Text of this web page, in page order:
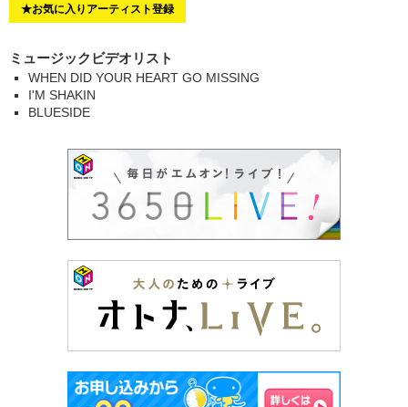
★お気に入りアーティスト登録
ミュージックビデオリスト
WHEN DID YOUR HEART GO MISSING
I'M SHAKIN
BLUESIDE